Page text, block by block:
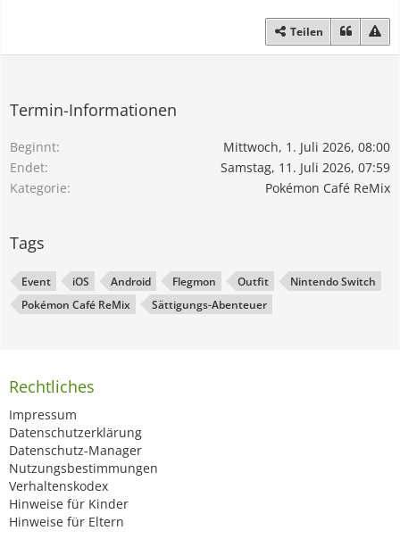
Teilen
Termin-Informationen
Beginnt
Mittwoch, 1. Juli 2026, 08:00
Endet
Samstag, 11. Juli 2026, 07:59
Kategorie
Pokémon Café ReMix
Tags
Event iOS Android Flegmon Outfit
Nintendo Switch
Pokémon Café ReMix
Sättigungs-Abenteuer
Rechtliches
Impressum
Datenschutzerklärung
Datenschutz-Manager
Nutzungsbestimmungen
Verhaltenskodex
Hinweise für Kinder
Hinweise für Eltern